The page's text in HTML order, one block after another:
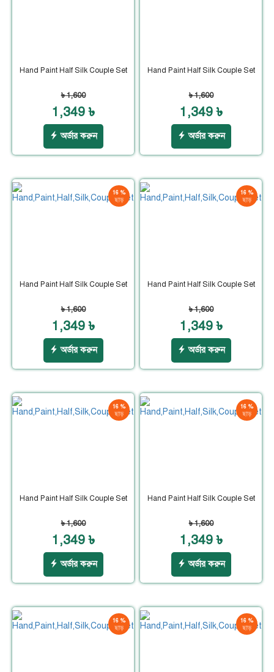
Hand Paint Half Silk Couple Set
৳ 1,600
1,349 ৳
অর্ডার করুন
Hand Paint Half Silk Couple Set
৳ 1,600
1,349 ৳
অর্ডার করুন
16 %
ছাড়
Hand Paint Half Silk Couple Set
৳ 1,600
1,349 ৳
অর্ডার করুন
16 %
ছাড়
Hand Paint Half Silk Couple Set
৳ 1,600
1,349 ৳
অর্ডার করুন
16 %
ছাড়
Hand Paint Half Silk Couple Set
৳ 1,600
1,349 ৳
অর্ডার করুন
16 %
ছাড়
Hand Paint Half Silk Couple Set
৳ 1,600
1,349 ৳
অর্ডার করুন
16 %
ছাড়
16 %
ছাড়